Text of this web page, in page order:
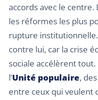
accords avec le centre.
les réformes les plus
rupture
contre lui, car la crise
sociale accélèrent
l’Unité populaire,
entre ceux qui veulent